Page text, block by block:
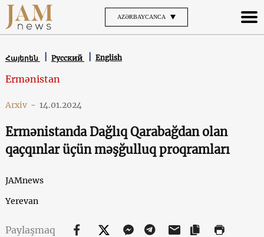
AZƏRBAYCANCA
Հայերեն Русский English
Ermənistan
Arxiv - 14.01.2024
Ermənistanda Dağlıq Qarabağdan olan
qaçqınlar üçün məşğulluq proqramları
JAMnews
Yerevan
Paylaşmaq